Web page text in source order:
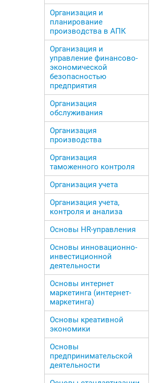
Организация и
планирование
производства в АПК
Организация и
управление финансово-
экономической
безопасностью
предприятия
Организация
обслуживания
Организация
производства
Организация
таможенного контроля
Организация учета
Организация учета,
контроля и анализа
Основы HR-управления
Основы инновационно-
инвестиционной
деятельности
Основы интернет
маркетинга (интернет-
маркетинга)
Основы креативной
экономики
Основы
предпринимательской
деятельности